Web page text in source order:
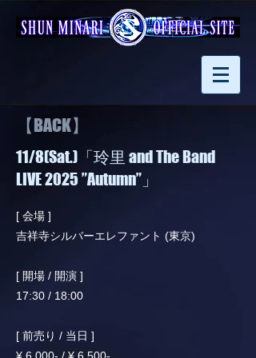
【BACK】
11/8(Sat.)「玲里 and The Band
LIVE 2025 ”Autumn”」
[ 会場 ]
吉祥寺シルバーエレファント (東京)
[ 開場 / 開演 ]
17:30 / 18:00
[ 前売り / 当日 ]